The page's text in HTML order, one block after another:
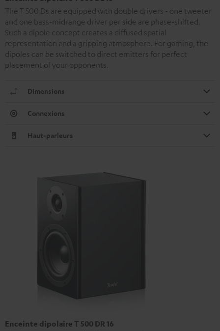
The T 500 Ds are equipped with double drivers - one tweeter
and one bass-midrange driver per side are phase-shifted.
Such a dipole concept creates a diffused spatial
representation and a gripping atmosphere. For gaming, the
dipoles can be switched to direct emitters for perfect
placement of your opponents.
Dimensions
Connexions
Haut-parleurs
Enceinte dipolaire T 500 DR 16